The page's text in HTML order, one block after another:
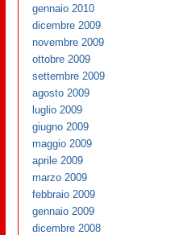
gennaio 2010
dicembre 2009
novembre 2009
ottobre 2009
settembre 2009
agosto 2009
luglio 2009
giugno 2009
maggio 2009
aprile 2009
marzo 2009
febbraio 2009
gennaio 2009
dicembre 2008